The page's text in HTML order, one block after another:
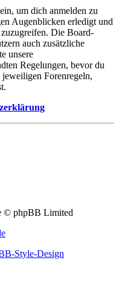
um dich anmelden zu
Augenblicken erledigt und
Die Board-
auch zusätzliche
unsere
Regelungen, bevor du
Forenregeln,
© phpBB Limited
Style-Design